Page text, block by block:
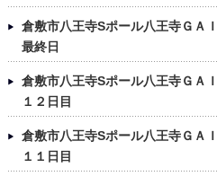
倉敷市八王寺Sポール八王寺ＧＡ
最終日
倉敷市八王寺Sポール八王寺ＧＡ
１２日目
倉敷市八王寺Sポール八王寺ＧＡ
１１日目